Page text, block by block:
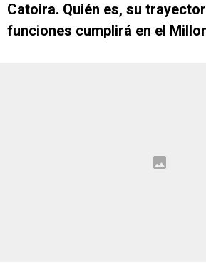
Catoira. Quién es, su
funciones cumplirá en el